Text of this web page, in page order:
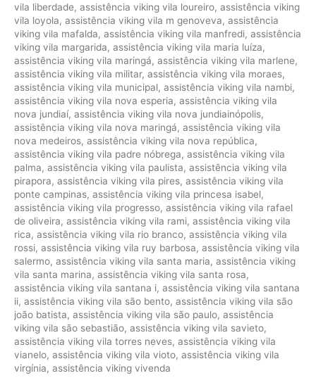
vila liberdade, assistência viking vila loureiro, assistência viking
vila loyola, assistência viking vila m genoveva, assistência
viking vila mafalda, assistência viking vila manfredi, assistência
viking vila margarida, assistência viking vila maria luíza,
assistência viking vila maringá, assistência viking vila marlene,
assistência viking vila militar, assistência viking vila moraes,
assistência viking vila municipal, assistência viking vila nambi,
assistência viking vila nova esperia, assistência viking vila
nova jundiaí, assistência viking vila nova jundiainópolis,
assistência viking vila nova maringá, assistência viking vila
nova medeiros, assistência viking vila nova república,
assistência viking vila padre nóbrega, assistência viking vila
palma, assistência viking vila paulista, assistência viking vila
pirapora, assistência viking vila pires, assistência viking vila
ponte campinas, assistência viking vila princesa isabel,
assistência viking vila progresso, assistência viking vila rafael
de oliveira, assistência viking vila rami, assistência viking vila
rica, assistência viking vila rio branco, assistência viking vila
rossi, assistência viking vila ruy barbosa, assistência viking vila
salermo, assistência viking vila santa maria, assistência viking
vila santa marina, assistência viking vila santa rosa,
assistência viking vila santana i, assistência viking vila santana
ii, assistência viking vila são bento, assistência viking vila são
joão batista, assistência viking vila são paulo, assistência
viking vila são sebastião, assistência viking vila savieto,
assistência viking vila torres neves, assistência viking vila
vianelo, assistência viking vila vioto, assistência viking vila
virgínia, assistência viking vivenda